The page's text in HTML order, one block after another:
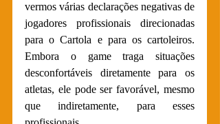
vermos várias declarações negativas de
jogadores profissionais direcionadas
para o Cartola e para os cartoleiros.
Embora o game traga situações
desconfortáveis diretamente para os
atletas, ele pode ser favorável, mesmo
que indiretamente, para esses